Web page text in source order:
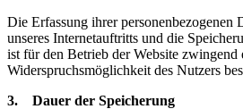
Die Erfassung ihrer personenbezogenen
unseres Internetauftritts und die
ist für den Betrieb der Website
Widerspruchsmöglichkeit des Nutzers
3. Dauer der Speicherung